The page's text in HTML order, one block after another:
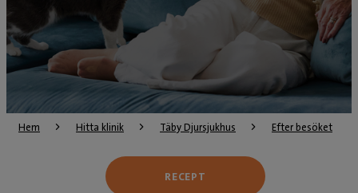
Hem Hitta klinik Täby Djursjukhus Efter besöket
RECEPT